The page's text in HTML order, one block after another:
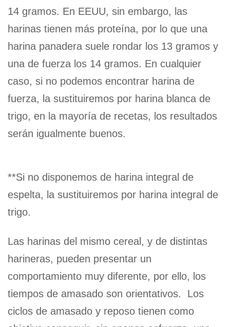
14 gramos. En EEUU, sin embargo, las
harinas tienen más proteína, por lo que una
harina panadera suele rondar los 13 gramos y
una de fuerza los 14 gramos. En cualquier
caso, si no podemos encontrar harina de
fuerza, la sustituiremos por harina blanca de
trigo, en la mayoría de recetas, los resultados
serán igualmente buenos.
**Si no disponemos de harina integral de
espelta, la sustituiremos por harina integral de
trigo.
Las harinas del mismo cereal, y de distintas
harineras, pueden presentar un
comportamiento muy diferente, por ello, los
tiempos de amasado son orientativos. Los
ciclos de amasado y reposo tienen como